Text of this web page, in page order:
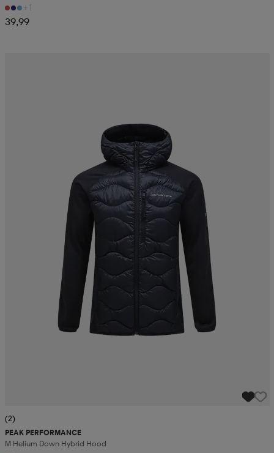
+1
39,99
(2)
PEAK PERFORMANCE
M Helium Down Hybrid Hood